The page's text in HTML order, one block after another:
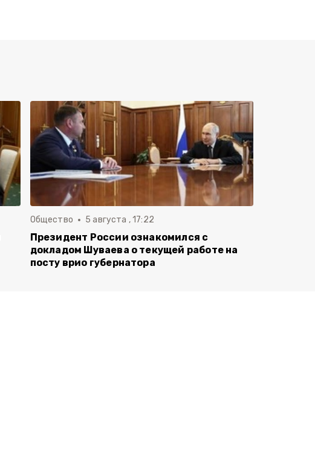
Общество 5 августа , 17:22
Президент России ознакомился с
докладом Шуваева о текущей работе на
посту врио губернатора